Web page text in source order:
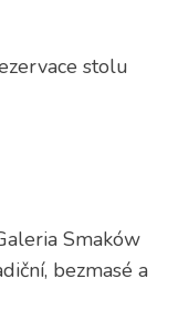
stolu
Smaków
bezmasé a